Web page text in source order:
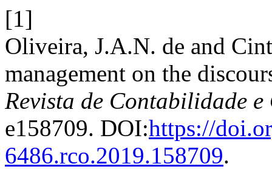
[1]
Oliveira, J.A.N. de and
management on the
Revista de Contabilidade e
e158709. DOI:https://
6486.rco.2019.158709.